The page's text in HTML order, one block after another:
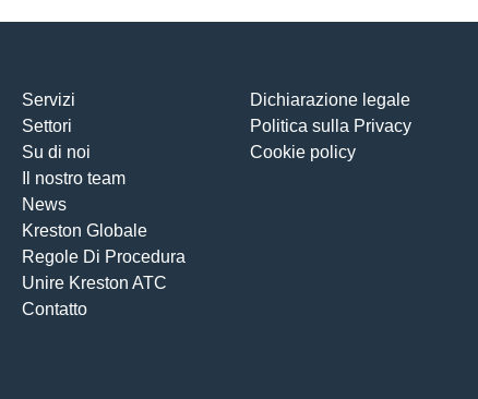
Servizi
Settori
Su di noi
Il nostro team
News
Kreston Globale
Regole Di Procedura
Unire Kreston ATC
Contatto
Dichiarazione legale
Politica sulla Privacy
Cookie policy